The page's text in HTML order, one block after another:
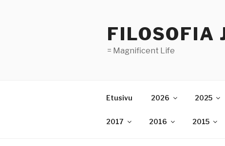
FILOSOFIA
= Magnificent Life
Etusivu 2026 2025
2017 2016 2015